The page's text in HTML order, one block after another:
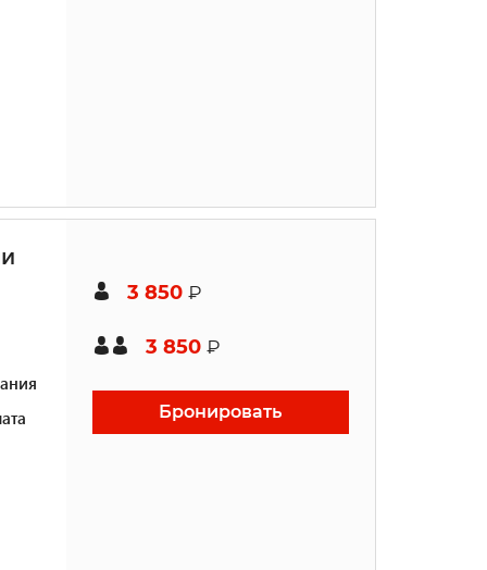
3 850 ₽
3 850 ₽
Бронировать